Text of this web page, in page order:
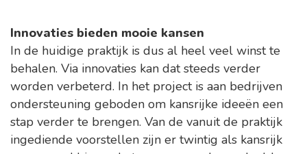
Innovaties bieden mooie kansen
In de huidige praktijk is dus al heel veel winst te
behalen. Via innovaties kan dat steeds verder
worden verbeterd. In het project is aan bedrijven
ondersteuning geboden om kansrijke ideeën een
stap verder te brengen. Van de vanuit de praktijk
ingediende voorstellen zijn er twintig als kansrijk